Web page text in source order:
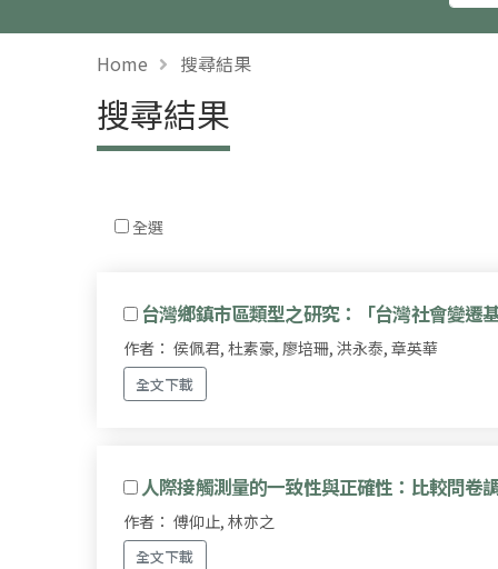
Home 搜尋結果
搜尋結果
全選
台灣鄉鎮市區類型之研究：「台灣社會變遷
作者： 侯佩君, 杜素豪, 廖培珊, 洪永泰, 章英華
全文下載
人際接觸測量的一致性與正確性：比較問卷
作者： 傅仰止, 林亦之
全文下載